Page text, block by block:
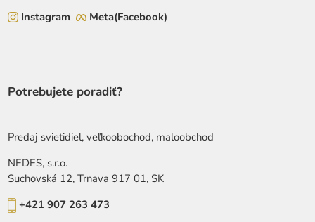
Instagram
Meta(Facebook)
Potrebujete poradiť?
Predaj svietidiel, veľkoobochod, maloobchod
NEDES, s.r.o.
Suchovská 12, Trnava 917 01, SK
+421 907 263 473